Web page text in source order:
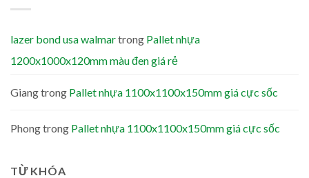
lazer bond usa walmartrong Pallet nhựa
1200x1000x120mm màu đen giá rẻ
Giangtrong Pallet nhựa 1100x1100x150mm giá cực sốc
Phongtrong Pallet nhựa 1100x1100x150mm giá cực sốc
TỪ KHÓA